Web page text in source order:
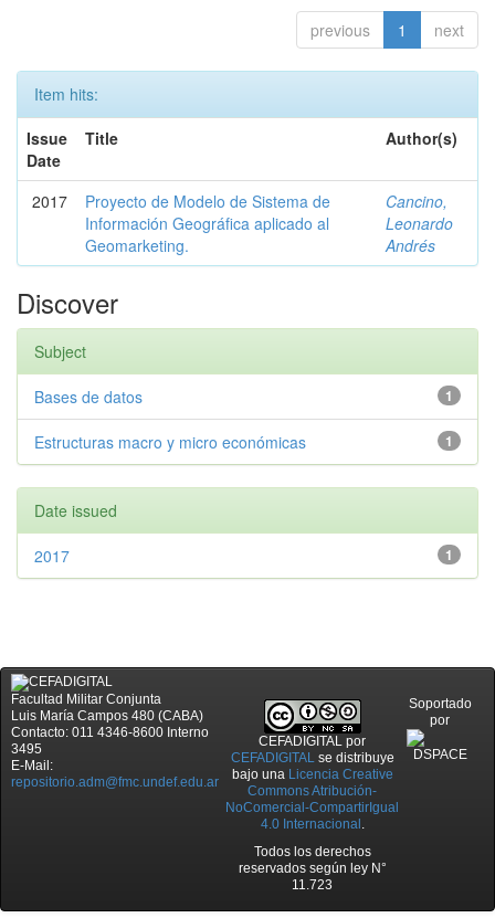
previous 1 next
Item hits:
Issue
Date
Title Author(s)
2017
Proyecto de Modelo de Sistema de
Información Geográfica aplicado al
Geomarketing.
Cancino,
Leonardo
Andrés
Discover
Subject
1
Bases de datos
1
Estructuras macro y micro económicas
Date issued
1
2017
Facultad Militar Conjunta
Luis María Campos 480 (CABA)
Contacto: 011 4346-8600 Interno
3495
E-Mail:
repositorio.adm@fmc.undef.edu.ar
CEFADIGITAL por
CEFADIGITALse distribuye
bajo una Licencia Creative
Commons Atribución-
NoComercial-CompartirIgual
4.0 Internacional .
Todos los derechos
reservados según ley N°
11.723
Soportado
por